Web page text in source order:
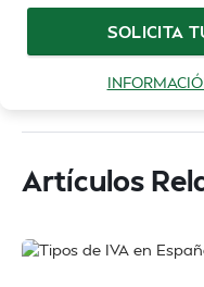
SOLICITA
Artículos